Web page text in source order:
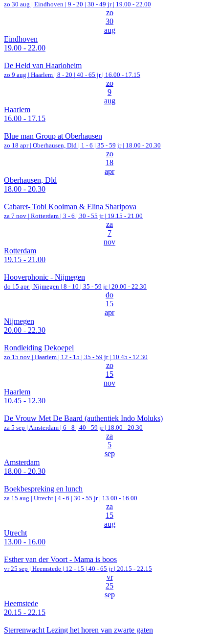
zo 30 aug | Eindhoven | 9 - 20 | 30 - 49 jr | 19.00 - 22.00
zo
30
aug
Eindhoven
19.00 - 22.00
De Held van Haarloheim
zo 9 aug | Haarlem | 8 - 20 | 40 - 65 jr | 16.00 - 17.15
zo
9
aug
Haarlem
16.00 - 17.15
Blue man Group at Oberhausen
zo 18 apr | Oberhausen, Dld | 1 - 6 | 35 - 59 jr | 18.00 - 20.30
zo
18
apr
Oberhausen, Dld
18.00 - 20.30
Cabaret- Tobi Kooiman & Elina Sharipova
za 7 nov | Rotterdam | 3 - 6 | 30 - 55 jr | 19.15 - 21.00
za
7
nov
Rotterdam
19.15 - 21.00
Hooverphonic - Nijmegen
do 15 apr | Nijmegen | 8 - 10 | 35 - 59 jr | 20.00 - 22.30
do
15
apr
Nijmegen
20.00 - 22.30
Rondleiding Dekoepel
zo 15 nov | Haarlem | 12 - 15 | 35 - 59 jr | 10.45 - 12.30
zo
15
nov
Haarlem
10.45 - 12.30
De Vrouw Met De Baard (authentiek Indo Moluks)
za 5 sep | Amsterdam | 6 - 8 | 40 - 59 jr | 18.00 - 20.30
za
5
sep
Amsterdam
18.00 - 20.30
Boekbespreking en lunch
za 15 aug | Utrecht | 4 - 6 | 30 - 55 jr | 13.00 - 16.00
za
15
aug
Utrecht
13.00 - 16.00
Esther van der Voort - Mama is boos
vr 25 sep | Heemstede | 12 - 15 | 40 - 65 jr | 20.15 - 22.15
vr
25
sep
Heemstede
20.15 - 22.15
Sterrenwacht Lezing het horen van zwarte gaten